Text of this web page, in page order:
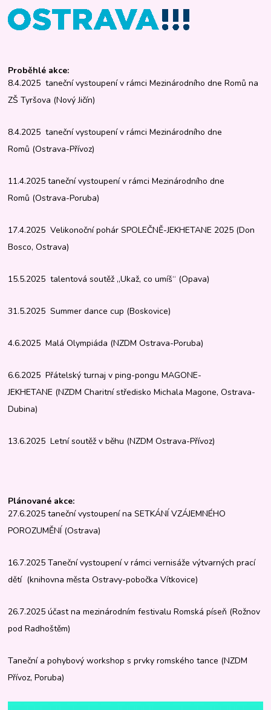
Proběhlé akce:
8.4.2025 taneční vystoupení v rámci Mezinárodního dne Romů na
ZŠ Tyršova (Nový Jičín)
8.4.2025 taneční vystoupení v rámci Mezinárodního dne
Romů (Ostrava-Přívoz)
11.4.2025 taneční vystoupení v rámci Mezinárodního dne
Romů (Ostrava-Poruba)
17.4.2025 Velikonoční pohár SPOLEČNĚ-JEKHETANE 2025 (Don
Bosco, Ostrava)
15.5.2025 talentová soutěž „Ukaž, co umíš“ (Opava)
31.5.2025 Summer dance cup (Boskovice)
4.6.2025 Malá Olympiáda (NZDM Ostrava-Poruba)
6.6.2025 Přátelský turnaj v ping-pongu MAGONE-
JEKHETANE (NZDM Charitní středisko Michala Magone, Ostrava-
Dubina)
13.6.2025 Letní soutěž v běhu (NZDM Ostrava-Přívoz)
Plánované akce:
27.6.2025 taneční vystoupení na SETKÁNÍ VZÁJEMNÉHO
POROZUMĚNÍ (Ostrava)
16.7.2025 Taneční vystoupení v rámci vernisáže výtvarných prací
dětí (knihovna města Ostravy-pobočka Vítkovice)
26.7.2025 účast na mezinárodním festivalu Romská píseň (Rožnov
pod Radhoštěm)
Taneční a pohybový workshop s prvky romského tance (NZDM
Přívoz, Poruba)